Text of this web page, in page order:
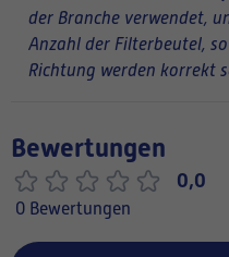
der Branche verwendet,
Anzahl der Filterbeutel,
Richtung werden korrekt
Bewertungen
0,0
0 Bewertungen